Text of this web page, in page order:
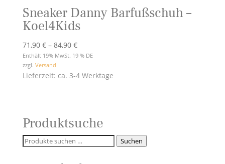
Sneaker Danny Barfußschuh –
Koel4Kids
71,90 € – 84,90 €Preisspanne:
71,90 €
84,90 €
Enthält 19% MwSt. 19 % DE
zzgl. Versand
Lieferzeit: ca. 3-4 Werktage
Produktsuche
Suchen
Suchen